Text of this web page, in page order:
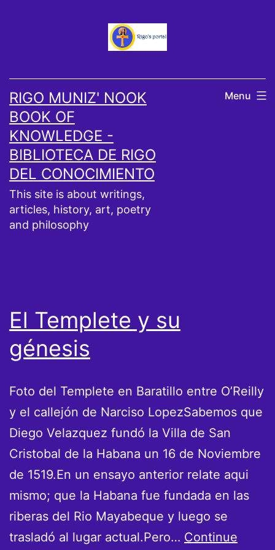
RIGO MUNIZ' NOOK
BOOK OF
KNOWLEDGE -
BIBLIOTECA DE RIGO
DEL CONOCIMIENTO
This site is about writings,
articles, history, art, poetry
and philosophy
Menu
El Templete y su
génesis
Foto del Templete en Baratillo entre O’Reilly
y el callejón de Narciso LopezSabemos que
Diego Velazquez fundó la Villa de San
Cristobal de la Habana un 16 de Noviembre
de 1519.En un ensayo anterior relate aqui
mismo; que la Habana fue fundada en las
riberas del Rio Mayabeque y luego se
trasladó al lugar actual.Pero… Continue